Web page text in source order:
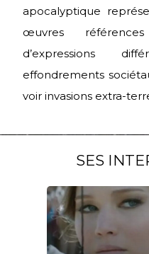
apocalyptique
œuvres
d’expressions
effondrements
voir invasions extra-
SES